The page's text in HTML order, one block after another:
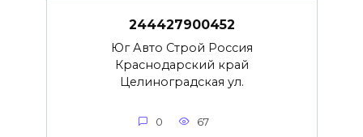
244427900452
Юг Авто Строй Россия
Краснодарский край
Целиноградская ул.
0 67